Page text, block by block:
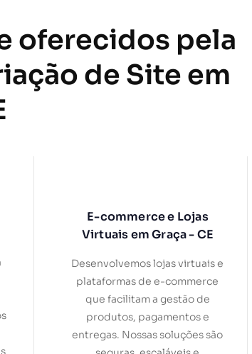
oferecidos pela
de Site em
E-commerce e Lojas
Virtuais em Graça - CE
Desenvolvemos lojas virtuais e
plataformas de e-commerce
que facilitam a gestão de
produtos, pagamentos e
entregas. Nossas soluções são